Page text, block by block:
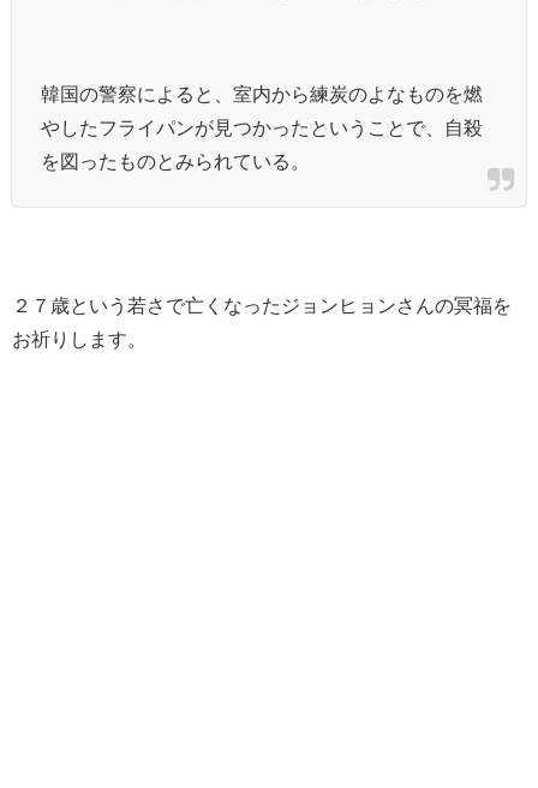
韓国の警察によると、室内から練炭のよなものを燃
やしたフライパンが見つかったということで、自殺
を図ったものとみられている。
２７歳という若さで亡くなったジョンヒョンさんの冥福を
お祈りします。